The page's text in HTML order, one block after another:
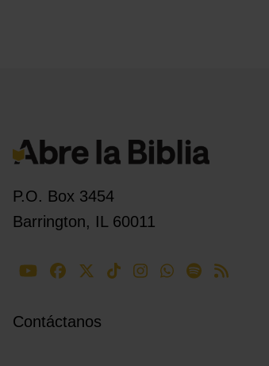
P.O. Box 3454
Barrington, IL 60011
Contáctanos